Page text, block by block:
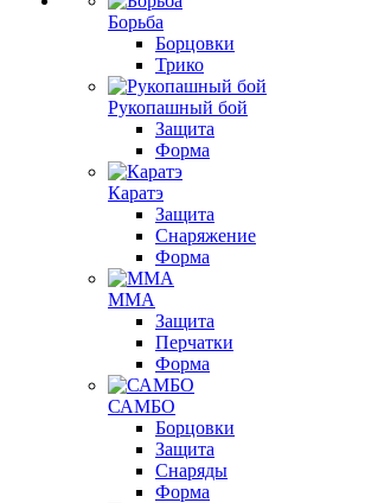
Борьба
Борцовки
Трико
Рукопашный бой
Защита
Форма
Каратэ
Защита
Снаряжение
Форма
ММА
Защита
Перчатки
Форма
САМБО
Борцовки
Защита
Снаряды
Форма